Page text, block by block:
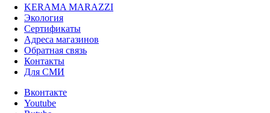
KERAMA MARAZZI
Экология
Сертификаты
Адреса магазинов
Обратная связь
Контакты
Для СМИ
Вконтакте
Youtube